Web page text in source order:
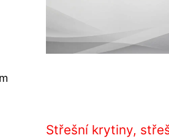
Střešní krytiny,